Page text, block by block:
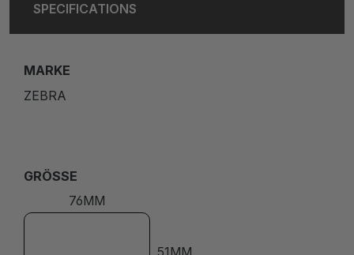
SPECIFICATIONS
MARKE
ZEBRA
GRÖSSE
76MM